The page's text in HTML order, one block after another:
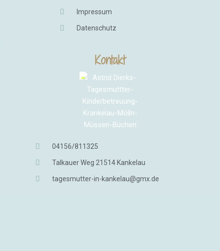
Impressum
Datenschutz
Kontakt
04156/811325
Talkauer Weg 21514 Kankelau
tagesmutter-in-kankelau@gmx.de